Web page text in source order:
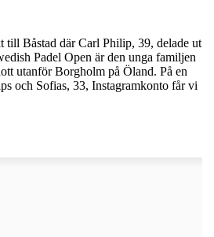
till Båstad där Carl Philip, 39, delade ut
Padel Open är den unga familjen
utanför Borgholm på Öland. På en
och Sofias, 33, Instagramkonto får vi